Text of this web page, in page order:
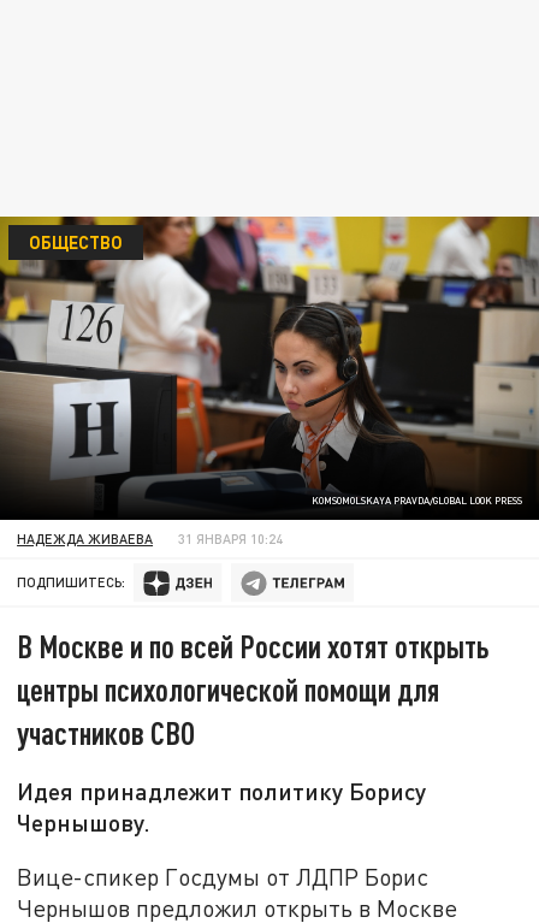
KOMSOMOLSKAYA PRAVDA/GLOBAL LOOK PRESS
ОБЩЕСТВО
НАДЕЖДА ЖИВАЕВА 31 ЯНВАРЯ 10:24
ПОДПИШИТЕСЬ:
В Москве и по всей России хотят открыть
центры психологической помощи для
участников СВО
Идея принадлежит политику Борису
Чернышову.
Вице-спикер Госдумы от ЛДПР Борис
Чернышов предложил открыть в Москве